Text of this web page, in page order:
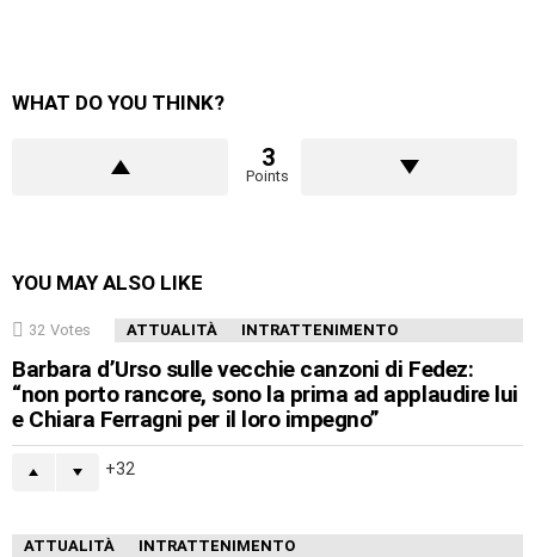
WHAT DO YOU THINK?
3
Points
YOU MAY ALSO LIKE
32 Votes ATTUALITÀ INTRATTENIMENTO
Barbara d’Urso sulle vecchie canzoni di Fedez:
“non porto rancore, sono la prima ad applaudire lui
e Chiara Ferragni per il loro impegno”
32
ATTUALITÀ INTRATTENIMENTO